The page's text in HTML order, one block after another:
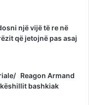
një vijë të re në
që jetojnë pas asaj
Reagon Armand
bashkiak